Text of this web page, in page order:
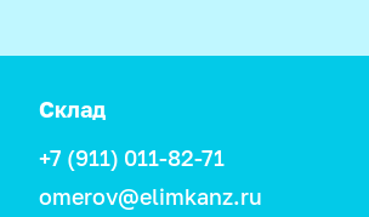
Склад
+7 (911) 011-82-71
omerov@elimkanz.ru